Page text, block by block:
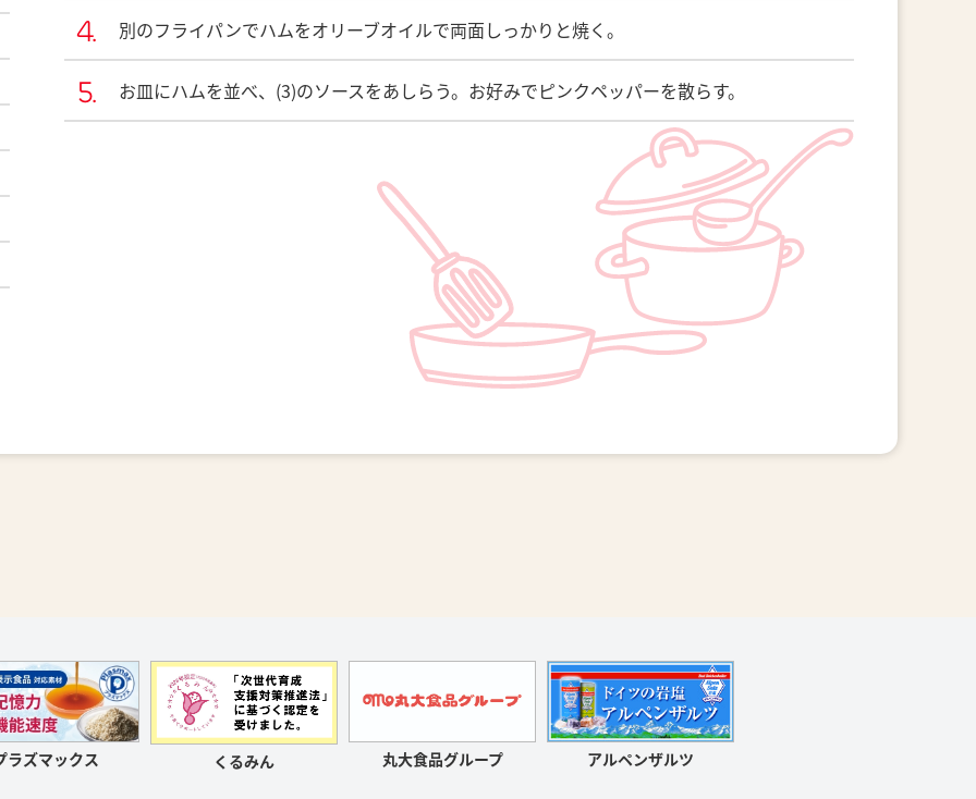
別のフライパンでハムをオリーブオイルで両面しっかりと焼く。
お皿にハムを並べ、(3)のソースをあしらう。お好みでピンクペッパーを散らす。
ラズマックス くるみん 丸大食品グループ アルペンザルツ